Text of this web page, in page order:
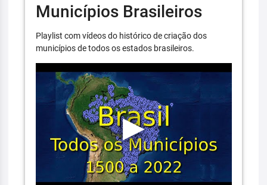
Municípios Brasileiros
Playlist com vídeos do histórico de criação dos
municípios de todos os estados brasileiros.